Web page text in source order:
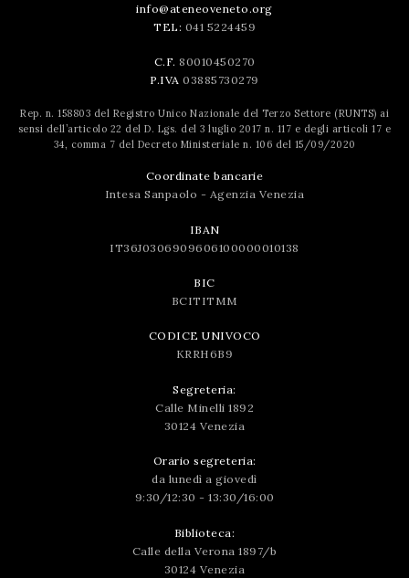
info@ateneoveneto.org
TEL: 041 5224459
C.F. 80010450270
P.IVA 03885730279
Rep. n. 158803 del Registro Unico Nazionale del Terzo Settore (RUNTS) ai
sensi dell’articolo 22 del D. Lgs. del 3 luglio 2017 n. 117 e degli articoli 17 e
34, comma 7 del Decreto Ministeriale n. 106 del 15/09/2020
Coordinate bancarie
Intesa Sanpaolo - Agenzia Venezia
IBAN
IT36J0306909606100000010138
BIC
BCITITMM
CODICE UNIVOCO
KRRH6B9
Segreteria:
Calle Minelli 1892
30124 Venezia
Orario segreteria:
da lunedì a giovedì
9:30/12:30 - 13:30/16:00
Biblioteca:
Calle della Verona 1897/b
30124 Venezia